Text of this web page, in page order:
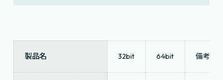
製品名 32bit 64bit 備考